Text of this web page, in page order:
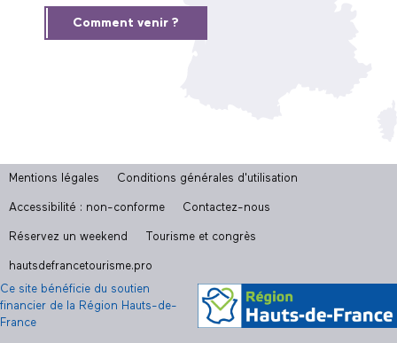
Comment venir ?
Mentions légales Conditions générales d'utilisation
Accessibilité : non-conforme Contactez-nous
Réservez un weekend Tourisme et congrès
hautsdefrancetourisme.pro
Ce site bénéficie du soutien
financier de la Région Hauts-de-
France